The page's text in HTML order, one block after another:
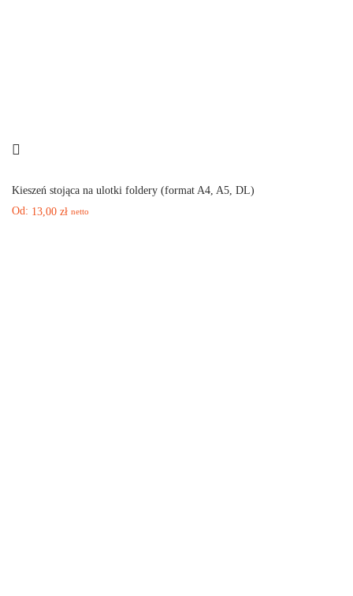
Kieszeń stojąca na ulotki foldery (format A4, A5, DL)
Od: 13,00 zł netto